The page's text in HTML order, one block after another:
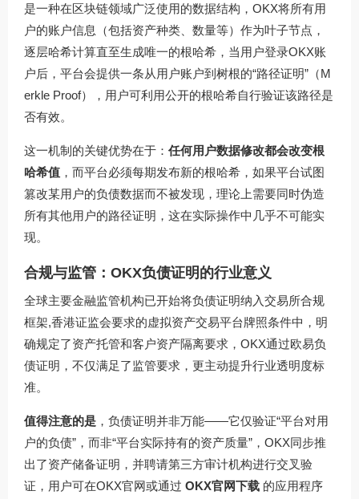
是一种在区块链领域广泛使用的数据结构，OKX将所有用
户的账户信息（包括资产种类、数量等）作为叶子节点，
逐层哈希计算直至生成唯一的根哈希，当用户登录OKX账
户后，平台会提供一条从用户账户到树根的“路径证明”（M
erkle Proof），用户可利用公开的根哈希自行验证该路径是
否有效。
这一机制的关键优势在于： 任何用户数据修改都会改变根
哈希值 ，而平台必须每期发布新的根哈希，如果平台试图
篡改某用户的负债数据而不被发现，理论上需要同时伪造
所有其他用户的路径证明，这在实际操作中几乎不可能实
现。
合规与监管：OKX负债证明的行业意义
全球主要金融监管机构已开始将负债证明纳入交易所合规
框架,香港证监会要求的虚拟资产交易平台牌照条件中，明
确规定了资产托管和客户资产隔离要求，OKX通过欧易负
债证明，不仅满足了监管要求，更主动提升行业透明度标
准。
值得注意的是 ，负债证明并非万能——它仅验证“平台对用
户的负债”，而非“平台实际持有的资产质量”，OKX同步推
出了资产储备证明，并聘请第三方审计机构进行交叉验
证，用户可在OKX官网或通过 OKX官网下载 的应用程序